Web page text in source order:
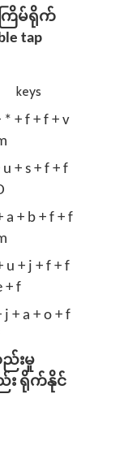
ြိမ်ရိုက်
tap
keys
* + f + f + v
u + s + f + f
a + b + f + f
u + j + f + f
+ f
j + a + o + f
းမှု
ရိုက်နိုင်